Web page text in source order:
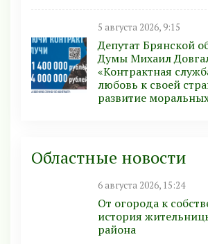
5 августа 2026, 9:15
Депутат Брянской
Думы Михаил
«Контрактная
любовь к своей
развитие
Областные новости
6 августа 2026, 15:24
От огорода к
история
района